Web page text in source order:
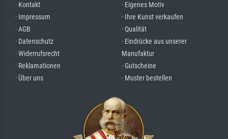
· Kontakt
· Impressum
· AGB
· Datenschutz
· Widerrufsrecht
· Reklamationen
· Über uns
· Eigenes Motiv
· Ihre Kunst verkaufen
· Qualität
· Eindrücke aus unserer
Manufaktur
· Gutscheine
· Muster bestellen